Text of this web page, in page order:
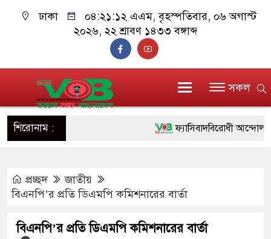
ঢাকা ০৪:২১:১২ এএম, বৃহস্পতিবার, ০৬ অগাস্ট
২০২৬, ২২ শ্রাবণ ১৪৩৩ বঙ্গাব্দ
সকল
শিরোনাম : ফ্যাসিবাদবিরোধী আন্দোলনে
উদ্ধার
প্রচ্ছদ
জাতীয়
বিএনপি’র প্রতি ডিএমপি কমিশনারের বার্তা
বিএনপি’র প্রতি ডিএমপি কমিশনারের বার্তা